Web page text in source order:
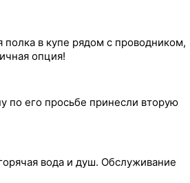
в купе рядом с проводником,
опция!
по его просьбе принесли вторую
вода и душ. Обслуживание